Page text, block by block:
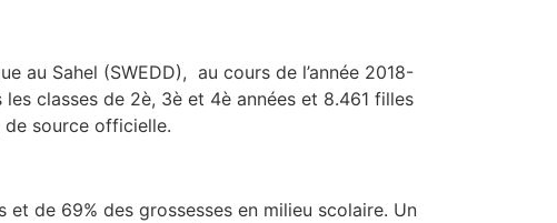
au Sahel (SWEDD), au cours de l’année 2018-
classes de 2è, 3è et 4è années et 8.461 filles
de source officielle.
de 69% des grossesses en milieu scolaire. Un